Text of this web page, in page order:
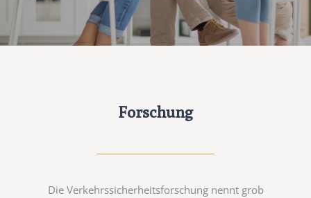
Forschung
Die Verkehrssicherheitsforschung nennt grob